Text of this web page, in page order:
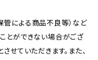
による商品不良等）など
とができない場合がござ
せていただきます。また、